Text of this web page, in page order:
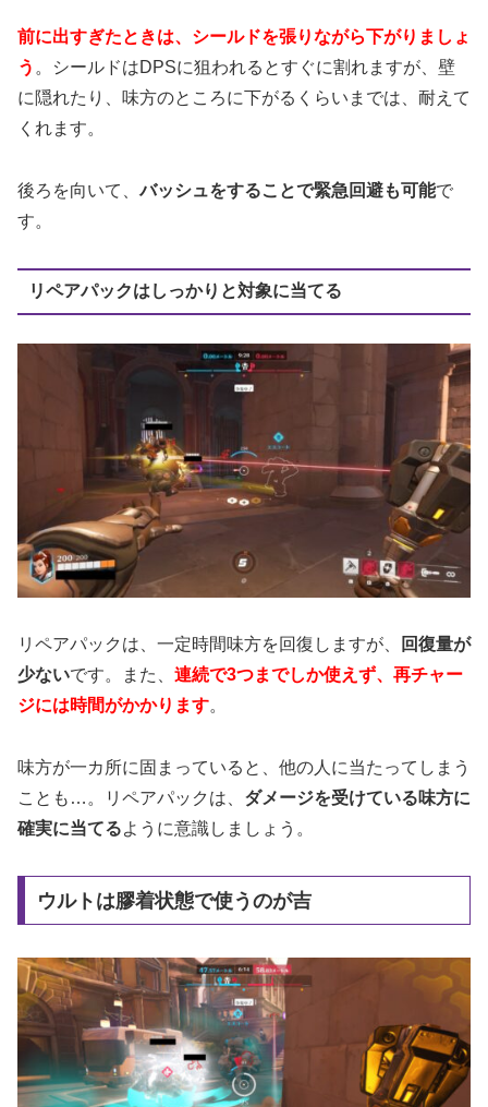
前に出すぎたときは、シールドを張りながら下がりましょ
う 。シールドはDPSに狙われるとすぐに割れますが、壁
に隠れたり、味方のところに下がるくらいまでは、耐えて
くれます。
後ろを向いて、バッシュをすることで緊急回避も可能で
す。
リペアパックはしっかりと対象に当てる
リペアパックは、一定時間味方を回復しますが、
回復量が
少ないです。また、 連続で3つまでしか使えず、再チャー
ジには時間がかかります。
味方が一カ所に固まっていると、他の人に当たってしまう
ことも…。リペアパックは、 ダメージを受けている味方に
確実に当てるように意識しましょう。
ウルトは膠着状態で使うのが吉